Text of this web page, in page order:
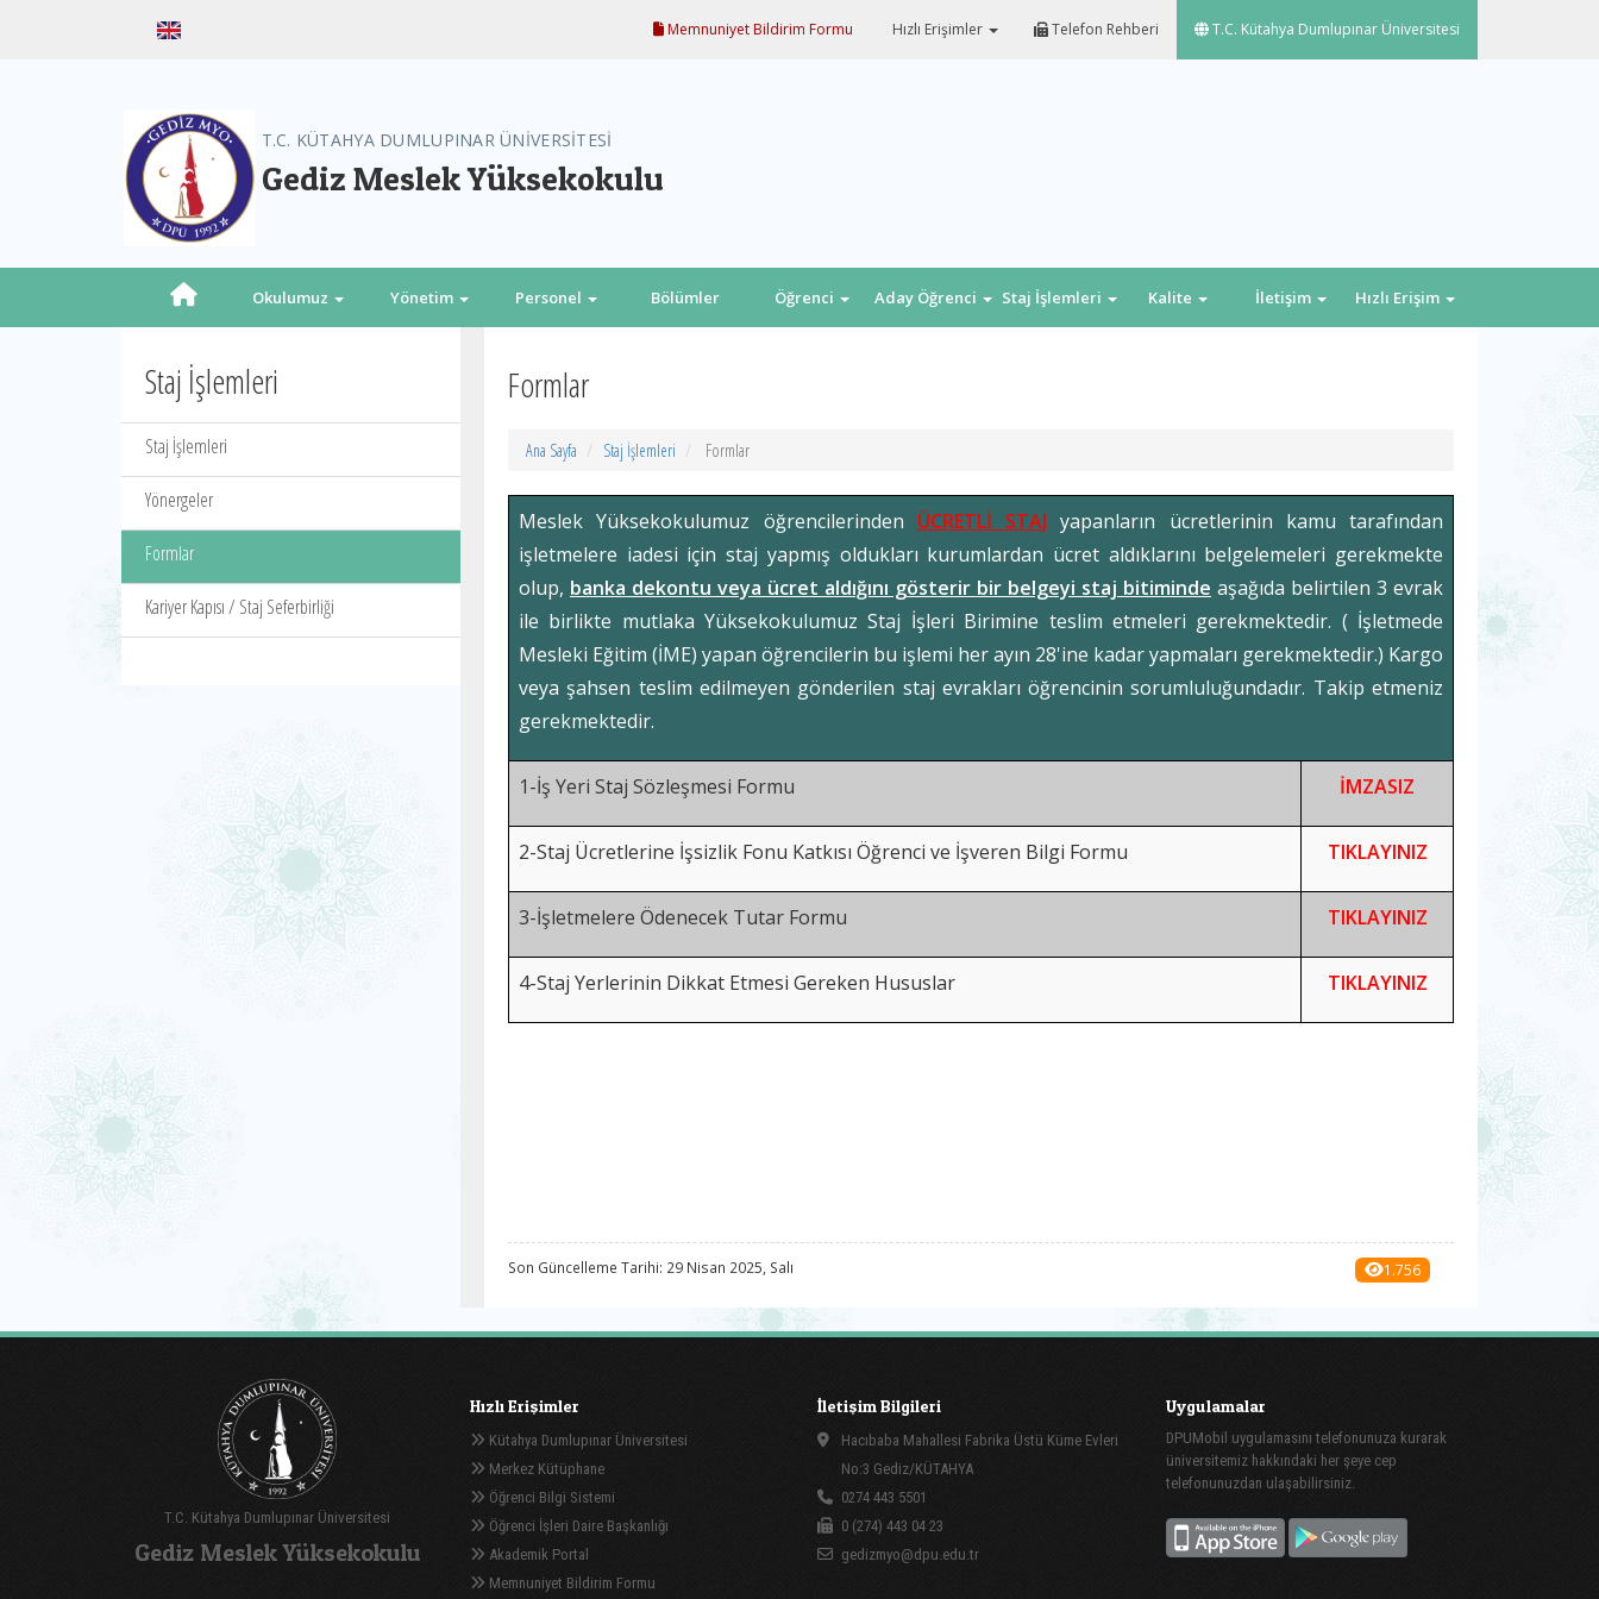
Memnuniyet Bildirim Formu Hızlı Erişimler Telefon Rehberi T.C. Kütahya Dumlupınar Üniversitesi
T.C. KÜTAHYA DUMLUPINAR ÜNİVERSİTESİ
Gediz Meslek Yüksekokulu
Okulumuz Yönetim Personel Bölümler Öğrenci Aday Öğrenci Staj İşlemleri Kalite İletişim Hızlı Erişim
Staj İşlemleri
Staj İşlemleri
Yönergeler
Formlar
Kariyer Kapısı / Staj Seferbirliği
Formlar
Ana Sayfa Staj İşlemleri Formlar
Meslek Yüksekokulumuz öğrencilerinden ÜCRETLİ STAJ yapanların ücretlerinin kamu tarafından
işletmelere iadesi için staj yapmış oldukları kurumlardan ücret aldıklarını belgelemeleri gerekmekte
olup, banka dekontu veya ücret aldığını gösterir bir belgeyi staj bitiminde aşağıda belirtilen 3 evrak
ile birlikte mutlaka Yüksekokulumuz Staj İşleri Birimine teslim etmeleri gerekmektedir. ( İşletmede
Mesleki Eğitim (İME) yapan öğrencilerin bu işlemi her ayın 28'ine kadar yapmaları gerekmektedir.) Kargo
veya şahsen teslim edilmeyen gönderilen staj evrakları öğrencinin sorumluluğundadır. Takip etmeniz
gerekmektedir.
1-İş Yeri Staj Sözleşmesi Formu İMZASIZ
2-Staj Ücretlerine İşsizlik Fonu Katkısı Öğrenci ve İşveren Bilgi Formu TIKLAYINIZ
3-İşletmelere Ödenecek Tutar Formu TIKLAYINIZ
4-Staj Yerlerinin Dikkat Etmesi Gereken Hususlar TIKLAYINIZ
Son Güncelleme Tarihi: 29 Nisan 2025, Salı 1.756
T.C. Kütahya Dumlupınar Üniversitesi
Gediz Meslek Yüksekokulu
Hızlı Erişimler
Kütahya Dumlupınar Üniversitesi
Merkez Kütüphane
Öğrenci Bilgi Sistemi
Öğrenci İşleri Daire Başkanlığı
Akademik Portal
Memnuniyet Bildirim Formu
İletişim Bilgileri
Hacıbaba Mahallesi Fabrika Üstü Küme Evleri
No:3 Gediz/KÜTAHYA
0274 443 5501
0 (274) 443 04 23
gedizmyo@dpu.edu.tr
Uygulamalar
DPUMobil uygulamasını telefonunuza kurarak
üniversitemiz hakkındaki her şeye cep
telefonunuzdan ulaşabilirsiniz.